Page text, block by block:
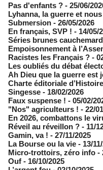
Pas d'enfants ? - 25/06/
​Lyhanna, la guerre et nous
Submersion - 26/05/2026
En français, SVP ! - 14/05/
​Séries brunes
Empoisonnement à
Racistes les Français ? -
​Les oubliés du débat
Ah Dieu que la guerre est
Charte éditoriale
Singesse - 18/02/2026
Faux suspense ! - 05/02/
"Nos" agriculteurs ! - 22/
En 2026, combattons le
Réveil au réveillon ? - 11/
Gamin, va ! - 27/11/2025
​La Bourse ou la vie - 13/
Micro-trottoirs, zéro info -
Ouf - 16/10/2025